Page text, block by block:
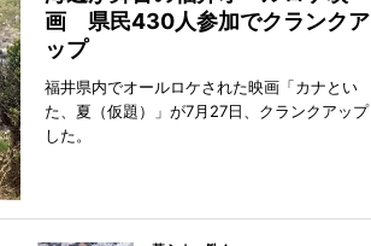
画 県民430人参加でクランクア
ップ
福井県内でオールロケされた映画「カナとい
た、夏（仮題）」が7月27日、クランクアップ
した。